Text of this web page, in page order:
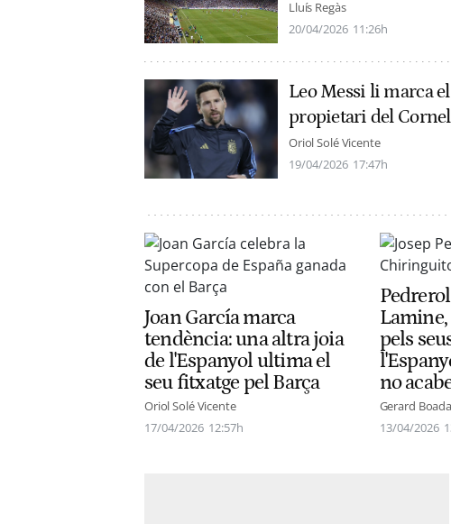
Lluís Regàs
20/04/2026 11:26h
Leo Messi li marca
propietari del
Oriol Solé Vicente
19/04/2026 17:47h
Joan García marca
tendència: una altra joia
de l'Espanyol ultima el
seu fitxatge pel Barça
Oriol Solé Vicente
17/04/2026 12:57h
pels
no
Gerard Boada
13/04/2026